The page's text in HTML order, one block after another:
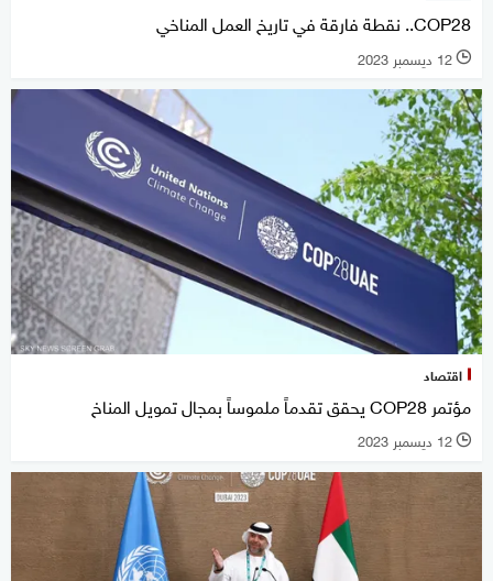
COP28.. نقطة فارقة في تاريخ العمل المناخي
l 12 ديسمبر 2023
اقتصاد
مؤتمر COP28 يحقق تقدماً ملموساً بمجال تمويل المناخ
l 12 ديسمبر 2023